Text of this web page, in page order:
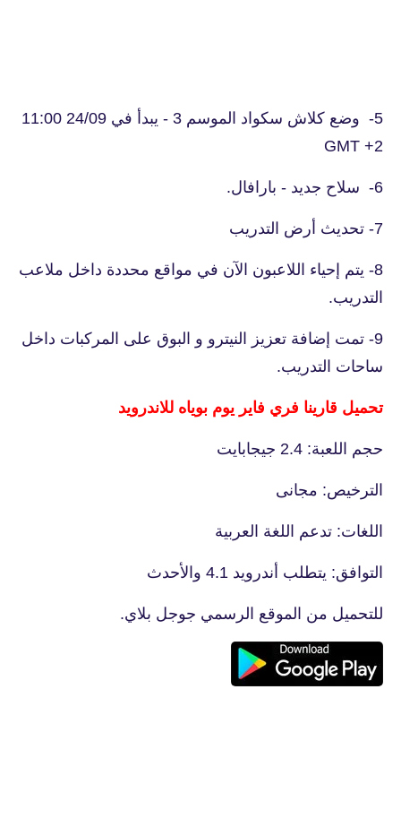
5- وضع كلاش سكواد الموسم 3 - يبدأ في 24/09 11:00
GMT +2
6- سلاح جديد - بارافال.
7- تحديث أرض التدريب
8- يتم إحياء اللاعبون الآن في مواقع محددة داخل ملاعب
التدريب.
9- تمت إضافة تعزيز النيترو و البوق على المركبات داخل
ساحات التدريب.
تحميل قارينا فري فاير يوم بوياه للاندرويد
حجم اللعبة: 2.4 جيجابايت
الترخيص: مجانى
اللغات: تدعم اللغة العربية
التوافق: يتطلب أندرويد 4.1 والأحدث
للتحميل من الموقع الرسمي جوجل بلاي.